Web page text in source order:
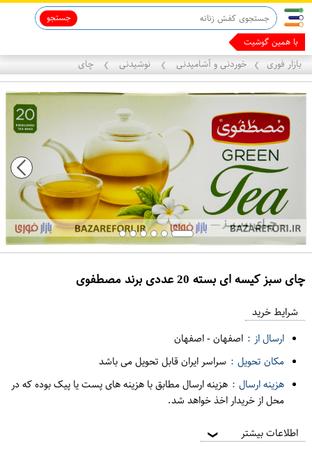
جستجو
با همین گوشیت پول در
بازار فوری ❯ خوردنی و آشامیدنی ❯ نوشیدنی ❯ چای
چای سبز کیسه ای بسته 20 عددی برند مصطفوی
ر
شرایط خرید
ارسال از : اصفهان-اصفهان
مکان تحویل : سراسر ایران قابل تحویل می باشد
هزینه ارسال : هزینه ارسال مطابق با هزینه های پست یا پیک بوده که در
محل از خریدار اخذ خواهد شد.
اطلاعات بیشتر ❯